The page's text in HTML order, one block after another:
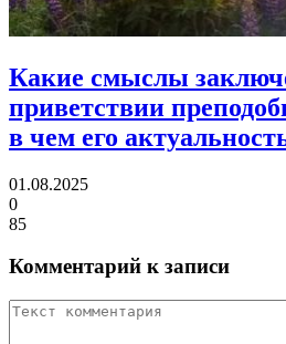
Какие смыслы
приветствии
в чем его
01.08.2025
0
85
Комментарий к записи